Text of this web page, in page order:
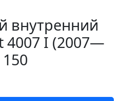
внутренний
4007 I (2007—